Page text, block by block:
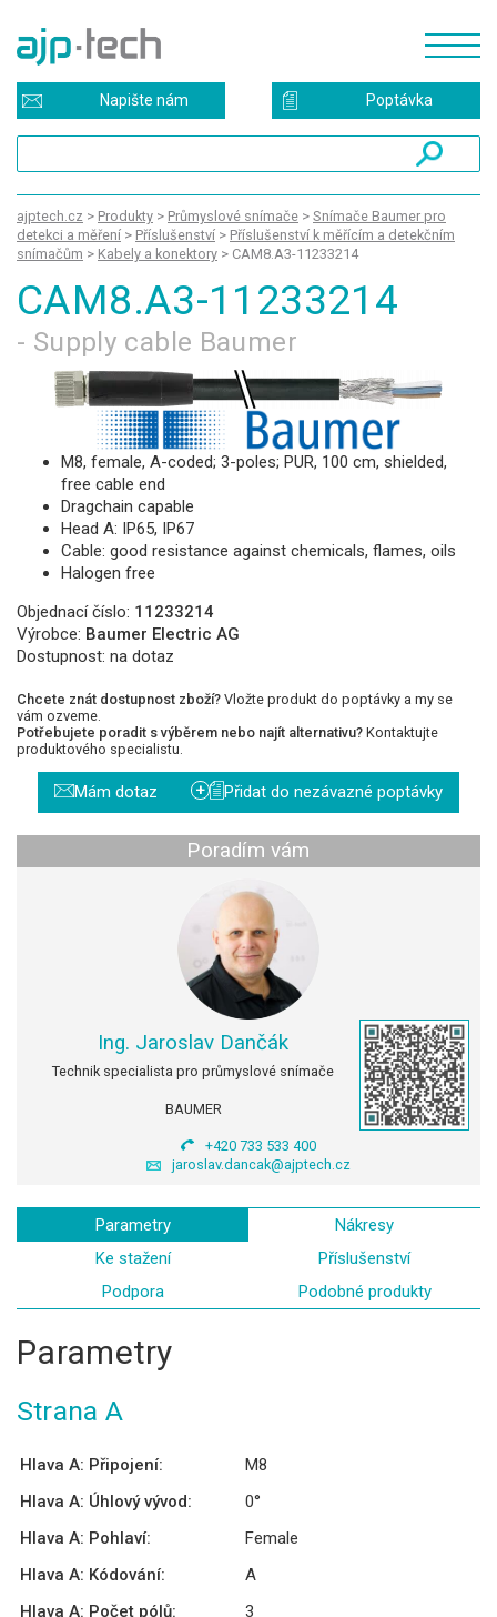
Poptávka
Napište nám
ajptech.cz > Produkty > Průmyslové snímače > Snímače Baumer pro
detekci a měření > Příslušenství > Příslušenství k měřícím a detekčním
snímačům > Kabely a konektory > CAM8.A3-11233214
CAM8.A3-11233214
- Supply cable Baumer
M8, female, A-coded; 3-poles; PUR, 100 cm, shielded,
free cable end
Dragchain capable
Head A: IP65, IP67
Cable: good resistance against chemicals, flames, oils
Halogen free
Objednací číslo: 11233214
Výrobce: Baumer Electric AG
Dostupnost: na dotaz
Chcete znát dostupnost zboží? Vložte produkt do poptávky a my se
vám ozveme.
Potřebujete poradit s výběrem nebo najít alternativu? Kontaktujte
produktového specialistu.
Mám dotaz + Přidat do nezávazné poptávky
Poradím vám
Ing. Jaroslav Dančák
Technik specialista pro průmyslové snímače
BAUMER
+420 733 533 400
jaroslav.dancak@ajptech.cz
Parametry
Nákresy
Ke stažení
Příslušenství
Podpora
Podobné produkty
Parametry
Strana A
Hlava A: Připojení:
M8
Hlava A: Úhlový vývod:
0°
Hlava A: Pohlaví:
Female
Hlava A: Kódování:
A
Hlava A: Počet pólů:
3